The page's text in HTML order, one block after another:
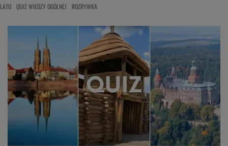
LATO QUIZ WIEDZY OGÓLNEJ ROZRYWKA